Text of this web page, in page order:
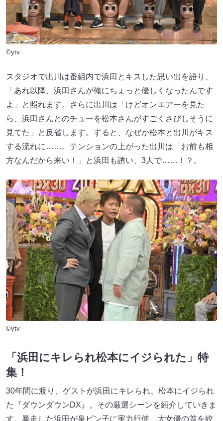
©ytv
スタジオで出川は番組内で浜田とキスした思い出を語り、
「あれ以降、浜田さんが俺にちょっと優しくなったんです
よ」と照れます。さらに出川は「けどオンエアーを見た
ら、浜田さんとのチューを松本さんがすごくさびしそうに
見てた」と反省します。すると、なぜか松本と出川がキス
する流れに……。テンションの上がった出川は「お前も相
方なんだから来い！」と浜田も誘い、3人で……！？。
©ytv
「浜田にキレられ松本にイジられた」特
集！
30年間に渡り、ゲストが浜田にキレられ、松本にイジられ
た『ダウンダウンDX』。その厳選シーンを紹介していきま
す。暴走した浜田が泉ピン子に実力行使、大女優の首を絞